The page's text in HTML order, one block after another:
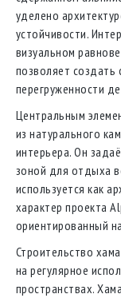
уделено
устойчивости.
визуальном
позволяет создать
перегруженности
Центральным
из натурального
интерьера. Он
зоной для отдыха
используется как
характер проекта
ориентированный
Строительство
на регулярное
пространствах.